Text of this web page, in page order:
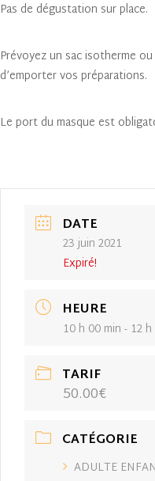
Pas de dégustation sur place.
Prévoyez un sac isotherme
d’emporter vos préparations.
Le port du masque est
DATE
23 juin 2021
Expiré!
HEURE
10 h 00 min - 12
TARIF
50.00€
CATÉGORIE
ADULTE